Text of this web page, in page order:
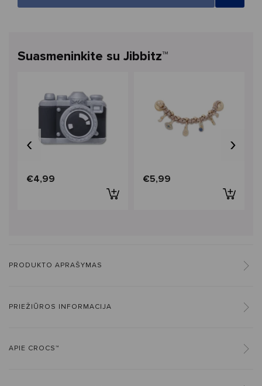
Suasmeninkite su Jibbitz™
€4,99 €5,99
‹ ›
PRODUKTO APRAŠYMAS
PRIEŽIŪROS INFORMACIJA
APIE CROCS™